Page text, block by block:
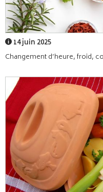
14 juin 2025
Changement d’heure, froid,